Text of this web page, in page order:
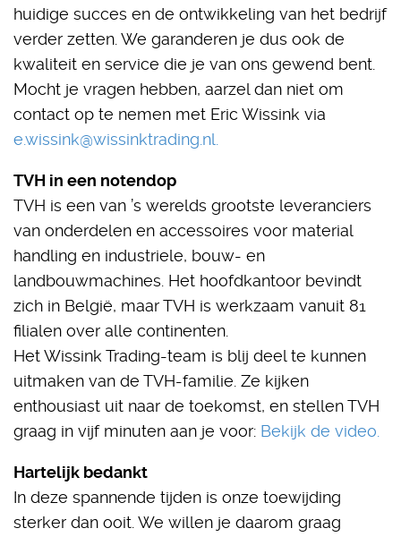
huidige succes en de ontwikkeling van het bedrijf
verder zetten. We garanderen je dus ook de
kwaliteit en service die je van ons gewend bent.
Mocht je vragen hebben, aarzel dan niet om
contact op te nemen met Eric Wissink via
e.wissink@wissinktrading.nl.
TVH in een notendop
TVH is een van ’s werelds grootste leveranciers
van onderdelen en accessoires voor material
handling en industriele, bouw- en
landbouwmachines. Het hoofdkantoor bevindt
zich in België, maar TVH is werkzaam vanuit 81
filialen over alle continenten.
Het Wissink Trading-team is blij deel te kunnen
uitmaken van de TVH-familie. Ze kijken
enthousiast uit naar de toekomst, en stellen TVH
graag in vijf minuten aan je voor: Bekijk de video.
Hartelijk bedankt
In deze spannende tijden is onze toewijding
sterker dan ooit. We willen je daarom graag